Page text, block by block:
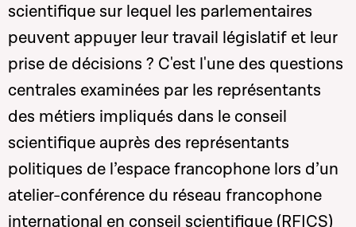
scientifique sur lequel les parlementaires
peuvent appuyer leur travail législatif et leur
prise de décisions ? C'est l'une des questions
centrales examinées par les représentants
des métiers impliqués dans le conseil
scientifique auprès des représentants
politiques de l’espace francophone lors d’un
atelier-conférence du réseau francophone
international en conseil scientifique (RFICS)